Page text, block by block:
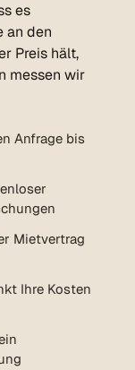
es
an den
Preis hält,
messen wir
Anfrage bis
Mietvertrag
Ihre Kosten